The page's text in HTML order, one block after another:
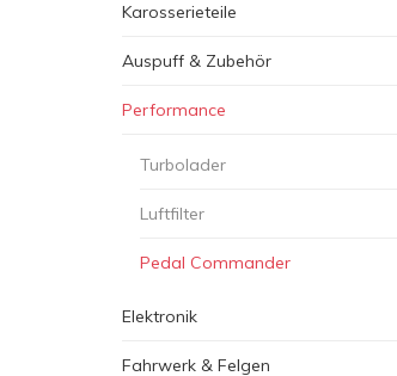
Karosserieteile
Auspuff & Zubehör
Performance
Turbolader
Luftfilter
Pedal Commander
Elektronik
Fahrwerk & Felgen